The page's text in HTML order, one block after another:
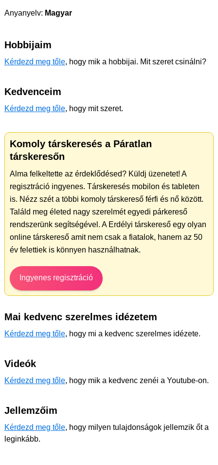
Anyanyelv: Magyar
Hobbijaim
Kérdezd meg tőle, hogy mik a hobbijai. Mit szeret csinálni?
Kedvenceim
Kérdezd meg tőle, hogy mit szeret.
Komoly társkeresés a Páratlan
társkeresőn
Alma felkeltette az érdeklődésed? Küldj üzenetet! A
regisztráció ingyenes. Társkeresés mobilon és tableten
is. Nézz szét a többi komoly társkereső férfi és nő között.
Találd meg életed nagy szerelmét egyedi párkereső
rendszerünk segítségével. A Erdélyi társkereső egy olyan
online társkereső amit nem csak a fiatalok, hanem az 50
év felettiek is könnyen használhatnak.
Ingyenes regisztráció
Mai kedvenc szerelmes idézetem
Kérdezd meg tőle, hogy mi a kedvenc szerelmes idézete.
Videók
Kérdezd meg tőle, hogy mik a kedvenc zenéi a Youtube-on.
Jellemzőim
Kérdezd meg tőle, hogy milyen tulajdonságok jellemzik őt a
leginkább.